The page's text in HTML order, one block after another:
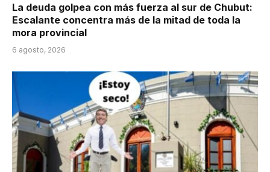
La deuda golpea con más fuerza al sur de Chubut:
Escalante concentra más de la mitad de toda la
mora provincial
6 agosto, 2026